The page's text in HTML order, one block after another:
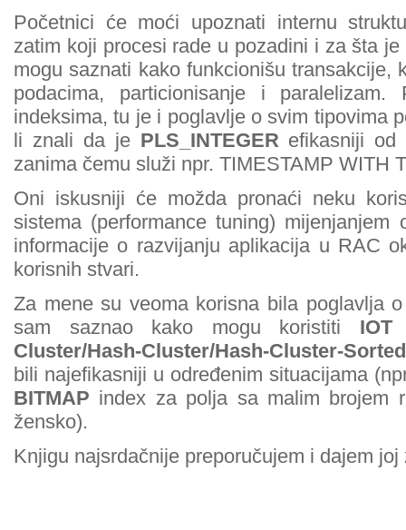
Početnici će moći upoznati internu
zatim koji procesi rade u pozadini i za šta
mogu saznati kako funkcionišu transakcije,
podacima, particionisanje i
indeksima, tu je i poglavlje o svim tipovima
li znali da je PLS_INTEGERefikasniji od
zanima čemu služi npr. TIMESTAMP WITH
Oni iskusniji će možda pronaći neku
sistema (performance tuning) mijenjanjem
informacije o razvijanju aplikacija u RAC
korisnih stvari.
Za mene su veoma korisna bila poglavlja
sam saznao kako mogu koristiti IOT
Cluster/Hash-Cluster/Hash-Cluster-Sorted
bili najefikasniji u određenim situacijama
BITMAP index za polja sa malim brojem
žensko).
Knjigu najsrdačnije preporučujem i dajem